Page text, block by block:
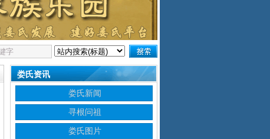
娄氏资讯
娄氏新闻
寻根问祖
娄氏图片